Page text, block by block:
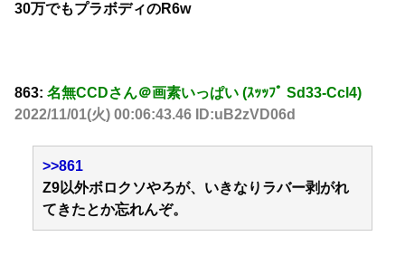
30万でもプラボディのR6w
863: 名無CCDさん＠画素いっぱい (ｽｯｯﾌﾟ Sd33-Ccl4)
2022/11/01(火) 00:06:43.46 ID:uB2zVD06d
>>861
Z9以外ボロクソやろが、いきなりラバー剥がれ
てきたとか忘れんぞ。